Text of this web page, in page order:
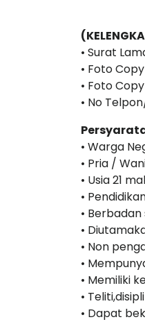
• Surat
• Foto
• Foto
• No
• Warga
• Pria /
• Usia 21
•
•
•
• Non
•
• Memiliki
•
• Dapat